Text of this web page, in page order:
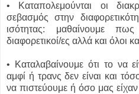
• Καταπολεμούνται οι
σεβασμός στην
ισότητας: μαθαίνουμε
διαφορετικοί/ες αλλά και όλοι
• Καταλαβαίνουμε ότι το να
αμφί ή τρανς δεν είναι και
να πιστεύουμε ή όσο μας